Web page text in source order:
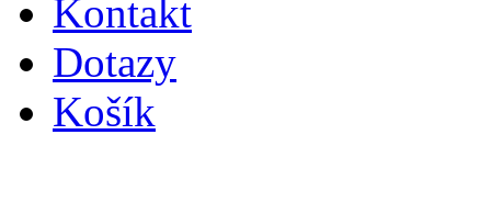
Kontakt
Dotazy
Košík